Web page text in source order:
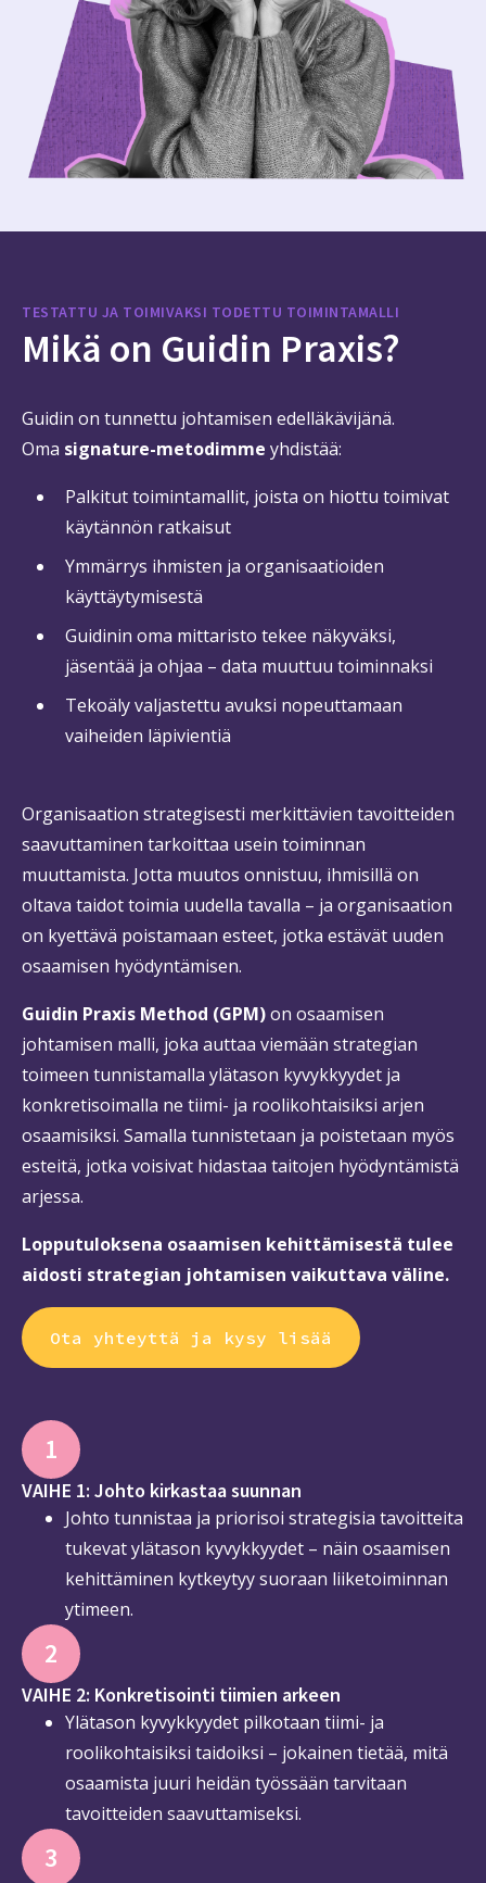
TESTATTU JA TOIMIVAKSI TODETTU TOIMINTAMALLI
Mikä on Guidin Praxis?
Guidin on tunnettu johtamisen edelläkävijänä.
Oma signature-metodimme yhdistää:
Palkitut toimintamallit, joista on hiottu toimivat
käytännön ratkaisut
Ymmärrys ihmisten ja organisaatioiden
käyttäytymisestä
Guidinin oma mittaristo tekee näkyväksi,
jäsentää ja ohjaa – data muuttuu toiminnaksi
Tekoäly valjastettu avuksi nopeuttamaan
vaiheiden läpivientiä
Organisaation strategisesti merkittävien tavoitteiden
saavuttaminen tarkoittaa usein toiminnan
muuttamista. Jotta muutos onnistuu, ihmisillä on
oltava taidot toimia uudella tavalla – ja organisaation
on kyettävä poistamaan esteet, jotka estävät uuden
osaamisen hyödyntämisen.
Guidin Praxis Method (GPM)on osaamisen
johtamisen malli, joka auttaa viemään strategian
toimeen tunnistamalla ylätason kyvykkyydet ja
konkretisoimalla ne tiimi- ja roolikohtaisiksi arjen
osaamisiksi. Samalla tunnistetaan ja poistetaan myös
esteitä, jotka voisivat hidastaa taitojen hyödyntämistä
arjessa.
Lopputuloksena osaamisen kehittämisestä tulee
aidosti strategian johtamisen vaikuttava väline.
Ota yhteyttä ja kysy lisää
1
VAIHE 1: Johto kirkastaa suunnan
Johto tunnistaa ja priorisoi strategisia tavoitteita
tukevat ylätason kyvykkyydet – näin osaamisen
kehittäminen kytkeytyy suoraan liiketoiminnan
ytimeen.
2
VAIHE 2: Konkretisointi tiimien arkeen
Ylätason kyvykkyydet pilkotaan tiimi- ja
roolikohtaisiksi taidoiksi – jokainen tietää, mitä
osaamista juuri heidän työssään tarvitaan
tavoitteiden saavuttamiseksi.
3